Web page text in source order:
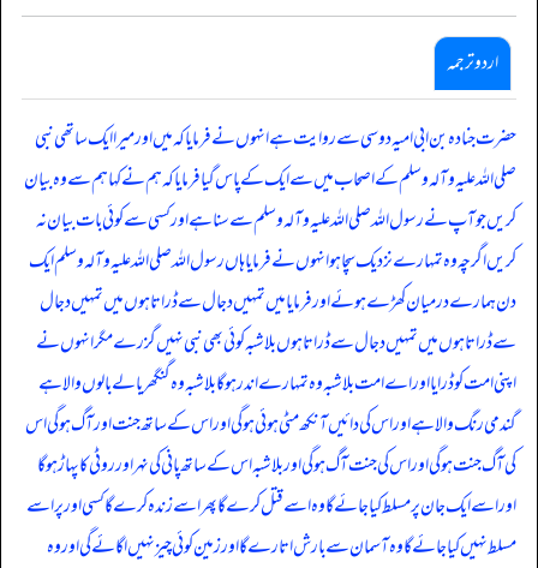
اردو ترجمہ
حضرت جنادہ بن ابی امیہ دوسی سے روایت ہے انہوں نے فرمایا کہ میں اور میرا ایک ساتھی نبی
صلی اللہ علیہ وآلہ وسلم کے اصحاب میں سے ایک کے پاس گیا فرمایا کہ ہم نے کہا ہم سے وہ بیان
کریں جو آپ نے رسول اللہ صلی اللہ علیہ وآلہ وسلم سے سنا ہے اور کسی سے کوئی بات بیان نہ
کریں اگر چہ وہ تمہارے نزدیک سچا ہو انہوں نے فرمایا ہاں رسول اللہ صلی اللہ علیہ وآلہ وسلم ایک
دن ہمارے درمیان کھڑے ہوئے اور فرمایا میں تمہیں دجال سے ڈراتا ہوں میں تمہیں دجال
سے ڈراتا ہوں میں تمہیں دجال سے ڈراتا ہوں بلاشبہ کوئی بھی نبی نہیں گزرے مگر انہوں نے
اپنی امت کو ڈرایا اور اے امت بلاشبہ وہ تمہارے اندر ہوگا بلاشبہ وہ گنگھریالے بالوں والا ہے
گندمی رنگ والا ہے اور اس کی دائیں آنکھ مٹی ہوئی ہوگی اور اس کے ساتھ جنت اور آگ ہوگی اس
کی آگ جنت ہوگی اور اس کی جنت آگ ہوگی اور بلاشبہ اس کے ساتھ پانی کی نہر اور روٹی کا پہاڑ ہوگا
اور اسے ایک جان پر مسلط کیا جائے گا وہ اسے قتل کرے گا پھر اسے زندہ کرے گا کسی اور پر اسے
مسلط نہیں کیا جائے گا وہ آسمان سے بارش اتارے گا اور زمین کوئی چیز نہیں اگائے گی اور وہ